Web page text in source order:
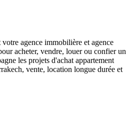
agence immobilière et agence
acheter, vendre, louer ou confier un
les projets d'achat appartement
vente, location longue durée et